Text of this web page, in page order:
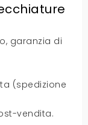
garanzia di
(spedizione
vendita.